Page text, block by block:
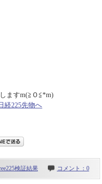
ますm(≧Ｏ≦*m)
検証結果 コメント：0